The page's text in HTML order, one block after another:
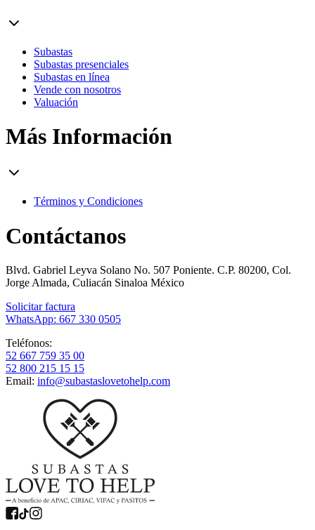
Subastas
Subastas presenciales
Subastas en línea
Vende con nosotros
Valuación
Más Información
Términos y Condiciones
Contáctanos
Blvd. Gabriel Leyva Solano No. 507 Poniente. C.P. 80200, Col.
Jorge Almada, Culiacán Sinaloa México
Solicitar factura
WhatsApp: 667 330 0505
Teléfonos:
52 667 759 35 00
52 800 215 15 15
Email: info@subastaslovetohelp.com